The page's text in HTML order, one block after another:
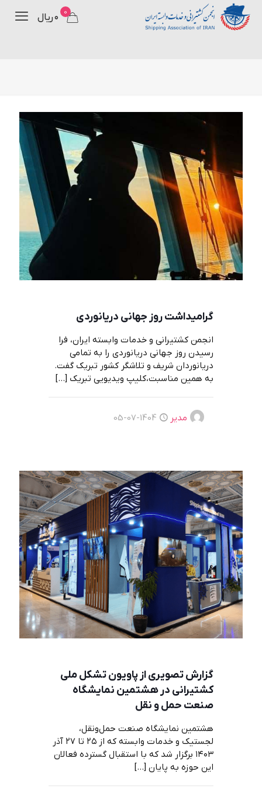
0 ۰ ریال
گرامیداشت روز جهانی دریانوردی
انجمن کشتیرانی و خدمات وابسته ایران، فرا
رسیدن روز جهانی دریانوردی را به تمامی
دریانوردان شریف و تلاشگر کشور تبریک گفت.
به همین مناسبت،کلیپ ویدیویی تبریک […]
مدیر 1404-07-05
گزارش تصویری از پاویون تشکل ملی
کشتیرانی در هشتمین نمایشگاه
صنعت حمل و نقل
هشتمین نمایشگاه صنعت حمل‌ونقل،
لجستیک و خدمات وابسته که از ۲۵ تا ۲۷ آذر
۱۴۰۳ برگزار شد که با استقبال گسترده فعالان
این حوزه به پایان […]